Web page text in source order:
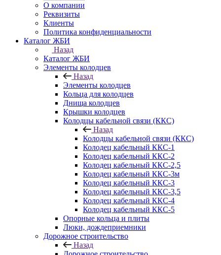
О компании
Реквизиты
Клиенты
Политика конфиденциальности
Каталог ЖБИ
Назад
Каталог ЖБИ
Элементы колодцев
Назад
Элементы колодцев
Кольца для колодцев
Днища колодцев
Крышки колодцев
Колодцы кабельной связи (ККС)
Назад
Колодцы кабельной связи (ККС)
Колодец кабельный ККС-1
Колодец кабельный ККС-2
Колодец кабельный ККС-2,5
Колодец кабельный ККС-3м
Колодец кабельный ККС-3
Колодец кабельный ККС-3,5
Колодец кабельный ККС-4
Колодец кабельный ККС-5
Опорные кольца и плиты
Люки, дождеприемники
Дорожное строительство
Назад